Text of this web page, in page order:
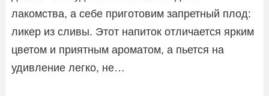
лакомства, а себе приготовим запретный плод:
ликер из сливы. Этот напиток отличается ярким
цветом и приятным ароматом, а пьется на
удивление легко, не…